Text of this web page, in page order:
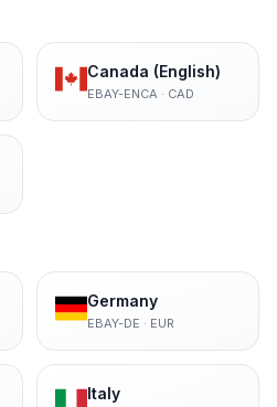
Canada (English)
EBAY-ENCA · CAD
Germany
EBAY-DE · EUR
Italy